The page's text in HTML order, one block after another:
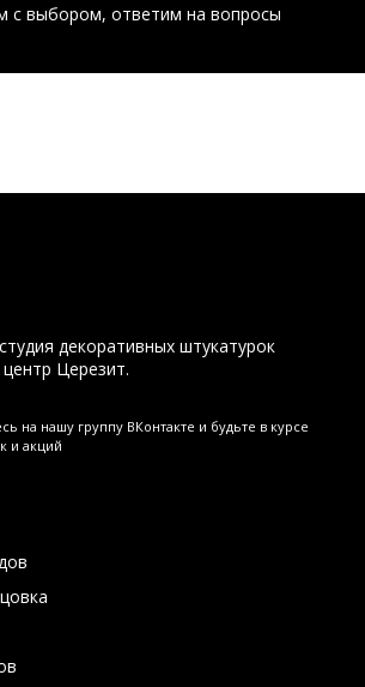
с выбором, ответим на вопросы
декоративных штукатурок
Церезит.
на нашу группу ВКонтакте и будьте в курсе
и акций